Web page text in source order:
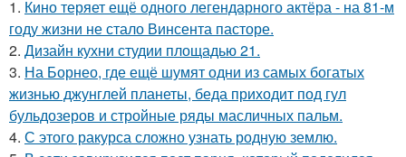
1. Кино теряет ещё одного легендарного актёра - на 81-м
году жизни не стало Винсента пасторе.
2. Дизайн кухни студии площадью 21.
3. На Борнео, где ещё шумят одни из самых богатых
жизнью джунглей планеты, беда приходит под гул
бульдозеров и стройные ряды масличных пальм.
4. С этого ракурса сложно узнать родную землю.